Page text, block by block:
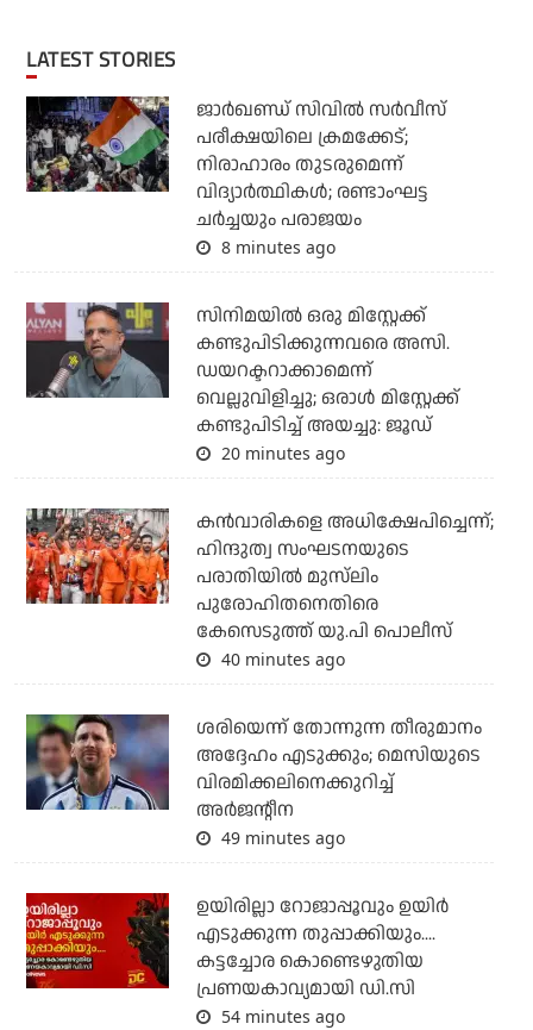
LATEST STORIES
ജാര്‍ഖണ്ഡ് സിവില്‍ സര്‍വീസ്
പരീക്ഷയിലെ ക്രമക്കേട്;
നിരാഹാരം തുടരുമെന്ന്
വിദ്യാര്‍ത്ഥികള്‍; രണ്ടാംഘട്ട
ചര്‍ച്ചയും പരാജയം
8 minutes ago
സിനിമയില്‍ ഒരു മിസ്റ്റേക്ക്
കണ്ടുപിടിക്കുന്നവരെ അസി.
ഡയറക്ടറാക്കാമെന്ന്
വെല്ലുവിളിച്ചു; ഒരാള്‍ മിസ്റ്റേക്ക്
കണ്ടുപിടിച്ച് അയച്ചു: ജൂഡ്
20 minutes ago
കന്‍വാരികളെ അധിക്ഷേപിച്ചെന്ന്;
ഹിന്ദുത്വ സംഘടനയുടെ
പരാതിയില്‍ മുസ്‌ലിം
പുരോഹിതനെതിരെ
കേസെടുത്ത് യു.പി പൊലീസ്
40 minutes ago
ശരിയെന്ന് തോന്നുന്ന തീരുമാനം
അദ്ദേഹം എടുക്കും; മെസിയുടെ
വിരമിക്കലിനെക്കുറിച്ച്
അര്‍ജന്റീന
49 minutes ago
ഉയിരില്ലാ റോജാപ്പൂവും ഉയിര്‍
എടുക്കുന്ന തുപ്പാക്കിയും....
കട്ടച്ചോര കൊണ്ടെഴുതിയ
പ്രണയകാവ്യമായി ഡി.സി
54 minutes ago